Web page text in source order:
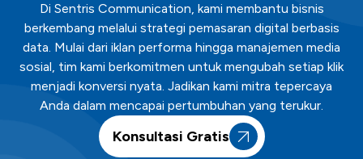
Di Sentris Communication, kami membantu bisnis
berkembang melalui strategi pemasaran digital berbasis
data. Mulai dari iklan performa hingga manajemen media
sosial, tim kami berkomitmen untuk mengubah setiap klik
menjadi konversi nyata. Jadikan kami mitra tepercaya
Anda dalam mencapai pertumbuhan yang terukur.
Konsultasi Gratis